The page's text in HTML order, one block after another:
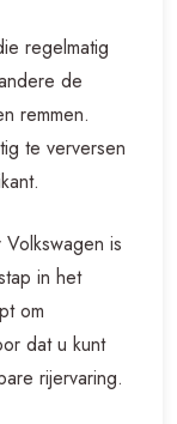
regelmatig
de
remmen.
te verversen
is
in het
om
dat u kunt
rijervaring.